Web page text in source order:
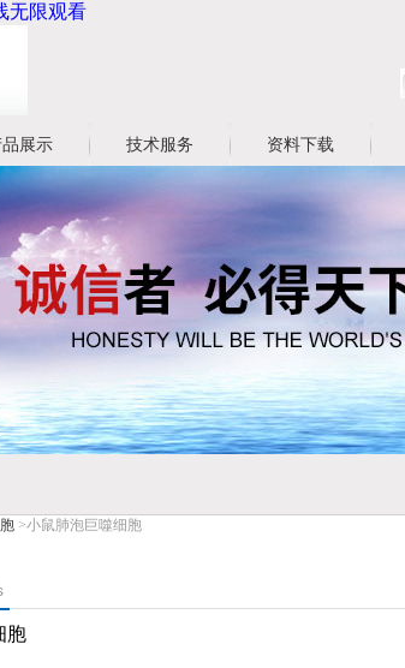
无限观看
品展示 技术服务 资料下载
>小鼠肺泡巨噬细胞
胞